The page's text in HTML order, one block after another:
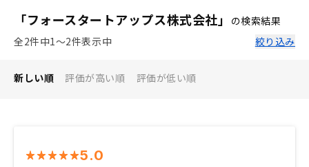
「フォースタートアップス株式会社」
の検索結果
全2件中1〜2件表示中
絞り込み
新しい順 評価が高い順 評価が低い順
5.0